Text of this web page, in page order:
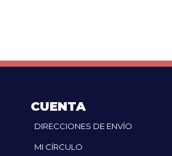
CUENTA
DIRECCIONES DE ENVÍO
MI CÍRCULO